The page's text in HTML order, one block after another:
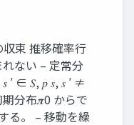
束 推移確率行
ない – 定常分
′ ∈ 𝑆, 𝑝 𝑠, 𝑠 ′ ≠
分布𝝅0 からで
る。 – 移動を繰